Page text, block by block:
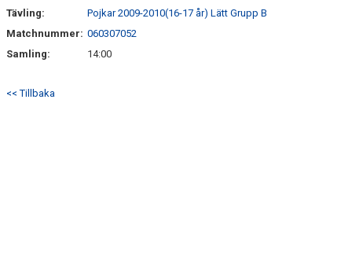
IDROTTSSKADOR
TRÄN.TIDER
Tävling:
Pojkar 2009-2010(16-17 år) Lätt Grupp B
Matchnummer: 060307052
Samling:
14:00
<< Tillbaka